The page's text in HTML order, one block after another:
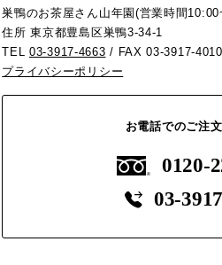
巣鴨のお茶屋さん山年園(営業時間
住所 東京都豊島区巣鴨3-34-1
TEL03-3917-4663 / FAX 03-3917-4010
プライバシーポリシー
お電話でのご注
0120-
03-